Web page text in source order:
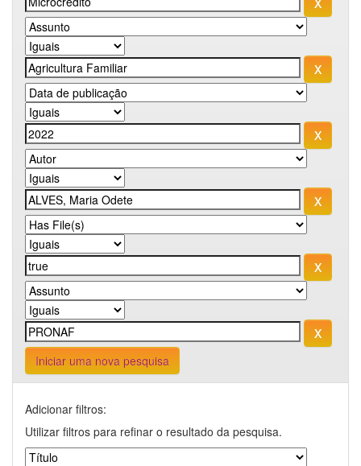
Iniciar uma nova pesquisa
Adicionar filtros:
Utilizar filtros para refinar o resultado da pesquisa.